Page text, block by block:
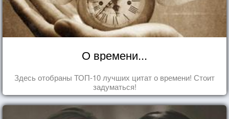
О времени...
Здесь отобраны ТОП-10 лучших цитат о времени! Стоит
задуматься!